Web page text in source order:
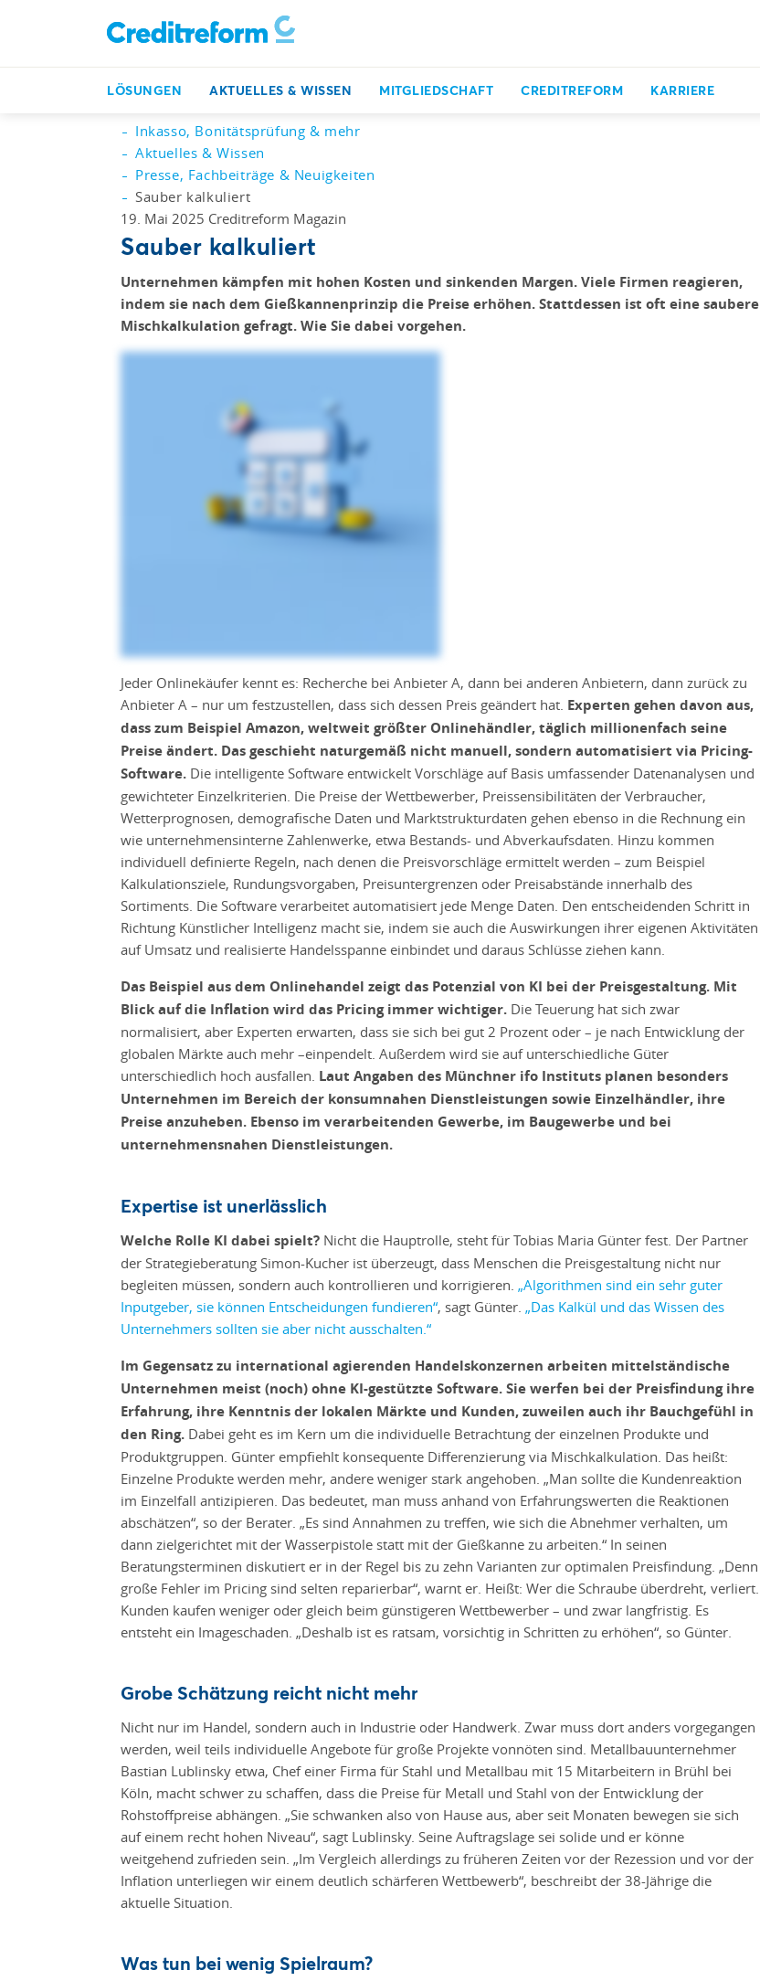
LÖSUNGEN AKTUELLES & WISSEN MITGLIEDSCHAFT CREDITREFORM KARRIERE
Inkasso, Bonitätsprüfung & mehr
Aktuelles & Wissen
Presse, Fachbeiträge & Neuigkeiten
Sauber kalkuliert
19. Mai 2025 Creditreform Magazin
Sauber kalkuliert
Unternehmen kämpfen mit hohen Kosten und sinkenden Margen. Viele Firmen reagieren,
indem sie nach dem Gießkannenprinzip die Preise erhöhen. Stattdessen ist oft eine saubere
Mischkalkulation gefragt. Wie Sie dabei vorgehen.
Jeder Onlinekäufer kennt es: Recherche bei Anbieter A, dann bei anderen Anbietern, dann zurück zu
Anbieter A – nur um festzustellen, dass sich dessen Preis geändert hat. Experten gehen davon aus,
dass zum Beispiel Amazon, weltweit größter Onlinehändler, täglich millionenfach seine
Preise ändert. Das geschieht naturgemäß nicht manuell, sondern automatisiert via Pricing-
Software. Die intelligente Software entwickelt Vorschläge auf Basis umfassender Datenanalysen und
gewichteter Einzelkriterien. Die Preise der Wettbewerber, Preissensibilitäten der Verbraucher,
Wetterprognosen, demografische Daten und Marktstrukturdaten gehen ebenso in die Rechnung ein
wie unternehmensinterne Zahlenwerke, etwa Bestands- und Abverkaufsdaten. Hinzu kommen
individuell definierte Regeln, nach denen die Preisvorschläge ermittelt werden – zum Beispiel
Kalkulationsziele, Rundungsvorgaben, Preisuntergrenzen oder Preisabstände innerhalb des
Sortiments. Die Software verarbeitet automatisiert jede Menge Daten. Den entscheidenden Schritt in
Richtung Künstlicher Intelligenz macht sie, indem sie auch die Auswirkungen ihrer eigenen Aktivitäten
auf Umsatz und realisierte Handelsspanne einbindet und daraus Schlüsse ziehen kann.
Das Beispiel aus dem Onlinehandel zeigt das Potenzial von KI bei der Preisgestaltung. Mit
Blick auf die Inflation wird das Pricing immer wichtiger. Die Teuerung hat sich zwar
normalisiert, aber Experten erwarten, dass sie sich bei gut 2 Prozent oder – je nach Entwicklung der
globalen Märkte auch mehr –einpendelt. Außerdem wird sie auf unterschiedliche Güter
unterschiedlich hoch ausfallen. Laut Angaben des Münchner ifo Instituts planen besonders
Unternehmen im Bereich der konsumnahen Dienstleistungen sowie Einzelhändler, ihre
Preise anzuheben. Ebenso im verarbeitenden Gewerbe, im Baugewerbe und bei
unternehmensnahen Dienstleistungen.
Expertise ist unerlässlich
Welche Rolle KI dabei spielt? Nicht die Hauptrolle, steht für Tobias Maria Günter fest. Der Partner
der Strategieberatung Simon-Kucher ist überzeugt, dass Menschen die Preisgestaltung nicht nur
begleiten müssen, sondern auch kontrollieren und korrigieren. „Algorithmen sind ein sehr guter
Inputgeber, sie können Entscheidungen fundieren“, sagt Günter. „Das Kalkül und das Wissen des
Unternehmers sollten sie aber nicht ausschalten.“
Im Gegensatz zu international agierenden Handelskonzernen arbeiten mittelständische
Unternehmen meist (noch) ohne KI-gestützte Software. Sie werfen bei der Preisfindung ihre
Erfahrung, ihre Kenntnis der lokalen Märkte und Kunden, zuweilen auch ihr Bauchgefühl in
den Ring. Dabei geht es im Kern um die individuelle Betrachtung der einzelnen Produkte und
Produktgruppen. Günter empfiehlt konsequente Differenzierung via Mischkalkulation. Das heißt:
Einzelne Produkte werden mehr, andere weniger stark angehoben. „Man sollte die Kundenreaktion
im Einzelfall antizipieren. Das bedeutet, man muss anhand von Erfahrungswerten die Reaktionen
abschätzen“, so der Berater. „Es sind Annahmen zu treffen, wie sich die Abnehmer verhalten, um
dann zielgerichtet mit der Wasserpistole statt mit der Gießkanne zu arbeiten.“ In seinen
Beratungsterminen diskutiert er in der Regel bis zu zehn Varianten zur optimalen Preisfindung. „Denn
große Fehler im Pricing sind selten reparierbar“, warnt er. Heißt: Wer die Schraube überdreht, verliert.
Kunden kaufen weniger oder gleich beim günstigeren Wettbewerber – und zwar langfristig. Es
entsteht ein Imageschaden. „Deshalb ist es ratsam, vorsichtig in Schritten zu erhöhen“, so Günter.
Grobe Schätzung reicht nicht mehr
Nicht nur im Handel, sondern auch in Industrie oder Handwerk. Zwar muss dort anders vorgegangen
werden, weil teils individuelle Angebote für große Projekte vonnöten sind. Metallbauunternehmer
Bastian Lublinsky etwa, Chef einer Firma für Stahl und Metallbau mit 15 Mitarbeitern in Brühl bei
Köln, macht schwer zu schaffen, dass die Preise für Metall und Stahl von der Entwicklung der
Rohstoffpreise abhängen. „Sie schwanken also von Hause aus, aber seit Monaten bewegen sie sich
auf einem recht hohen Niveau“, sagt Lublinsky. Seine Auftragslage sei solide und er könne
weitgehend zufrieden sein. „Im Vergleich allerdings zu früheren Zeiten vor der Rezession und vor der
Inflation unterliegen wir einem deutlich schärferen Wettbewerb“, beschreibt der 38-Jährige die
aktuelle Situation.
Was tun bei wenig Spielraum?